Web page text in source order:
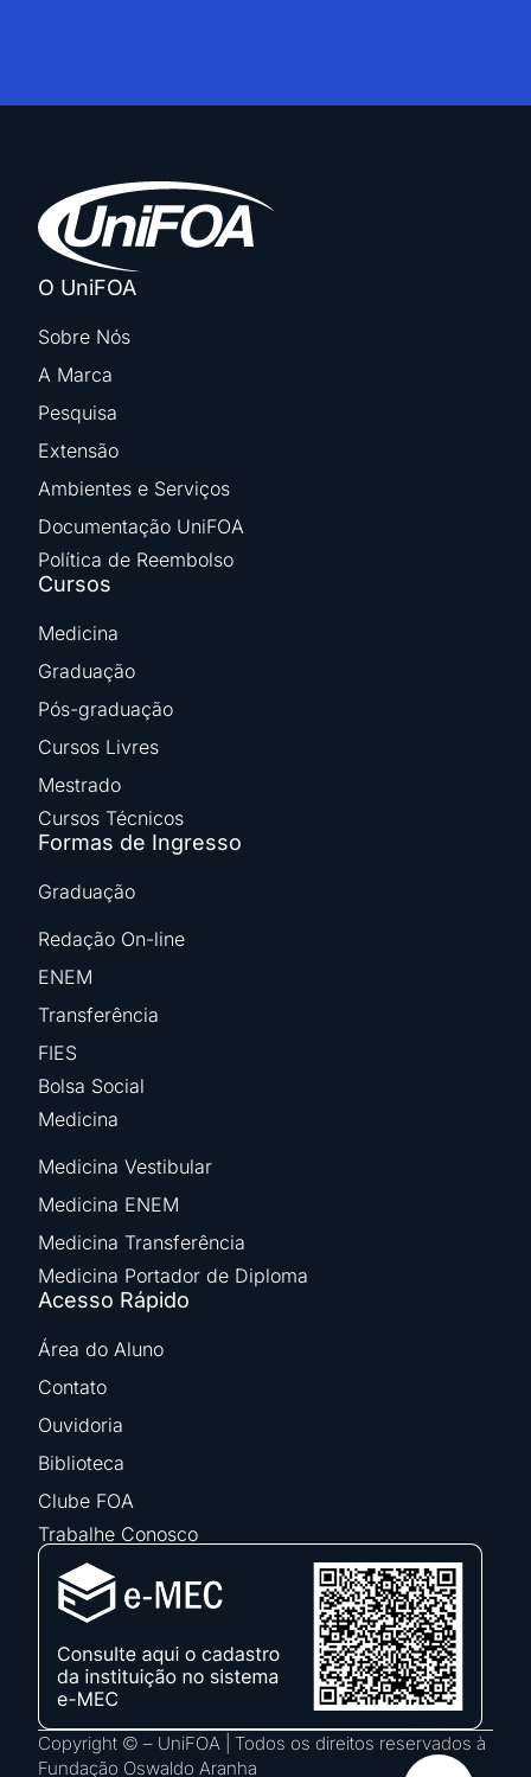
O UniFOA
Sobre Nós
A Marca
Pesquisa
Extensão
Ambientes e Serviços
Documentação UniFOA
Política de Reembolso
Cursos
Medicina
Graduação
Pós-graduação
Cursos Livres
Mestrado
Cursos Técnicos
Formas de Ingresso
Graduação
Redação On-line
ENEM
Transferência
FIES
Bolsa Social
Medicina
Medicina Vestibular
Medicina ENEM
Medicina Transferência
Medicina Portador de Diploma
Acesso Rápido
Área do Aluno
Contato
Ouvidoria
Biblioteca
Clube FOA
Trabalhe Conosco
Copyright © – UniFOA | Todos os direitos reservados à
Fundação Oswaldo Aranha